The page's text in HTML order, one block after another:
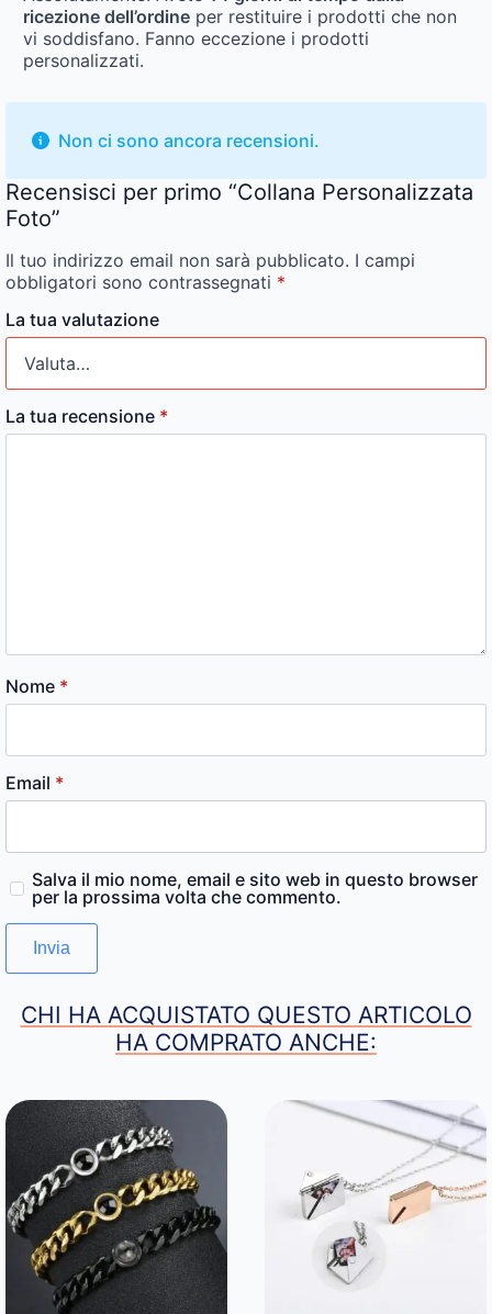
ricezione dell’ordine per restituire i prodotti che non
vi soddisfano. Fanno eccezione i prodotti
personalizzati.
Non ci sono ancora recensioni.
Recensisci per primo “Collana Personalizzata
Foto”
Il tuo indirizzo email non sarà pubblicato. I campi
obbligatori sono contrassegnati *
La tua valutazione
La tua recensione *
Nome *
Email *
Salva il mio nome, email e sito web in questo browser
per la prossima volta che commento.
CHI HA ACQUISTATO QUESTO ARTICOLO
HA COMPRATO ANCHE: